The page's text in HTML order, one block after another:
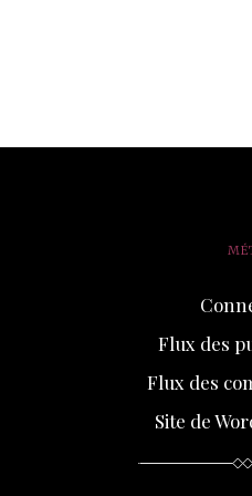
Flux des
Flux des
Site de